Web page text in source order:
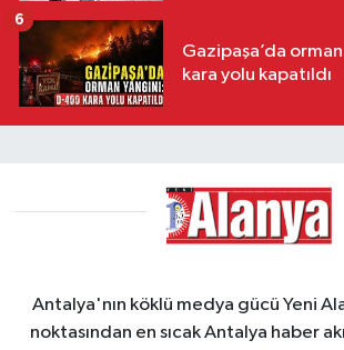
Gazipaşa’da
kara yolu kapatıldı
6
Antalya'nın köklü medya gücü Yeni
noktasından en sıcak Antalya haber